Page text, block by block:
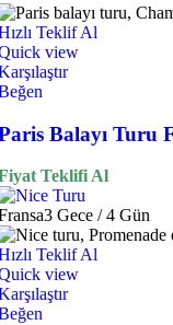
Teklif Al
view
Balayı Turu
Teklifi Al
3 Gece / 4 Gün
Teklif Al
view